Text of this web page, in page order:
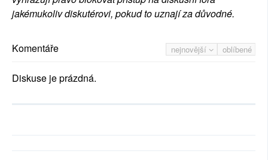
jakémukoliv diskutérovi, pokud to uznají za důvodné.
nejnovější oblíbené
Komentáře
Diskuse je prázdná.